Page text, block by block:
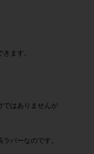
ます。
ではありませんが
バーなのです。